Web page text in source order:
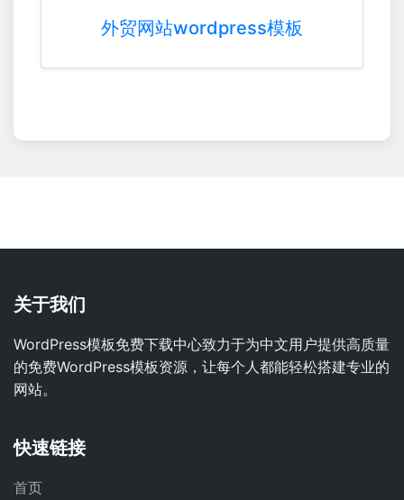
外贸网站wordpress模板
关于我们
WordPress模板免费下载中心致力于为中文用户提供高质量
的免费WordPress模板资源，让每个人都能轻松搭建专业的
网站。
快速链接
首页